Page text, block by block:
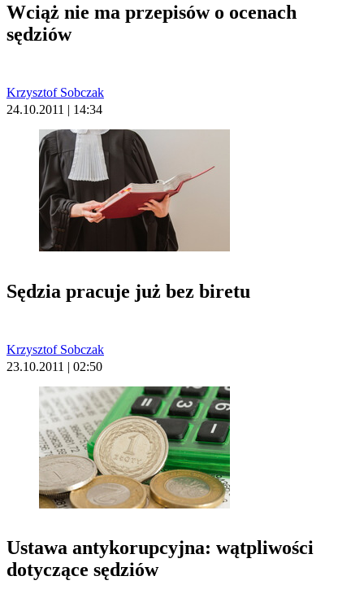
Wciąż nie ma przepisów o ocenach
sędziów
Krzysztof Sobczak
24.10.2011 | 14:34
Sędzia pracuje już bez biretu
Krzysztof Sobczak
23.10.2011 | 02:50
Ustawa antykorupcyjna: wątpliwości
dotyczące sędziów